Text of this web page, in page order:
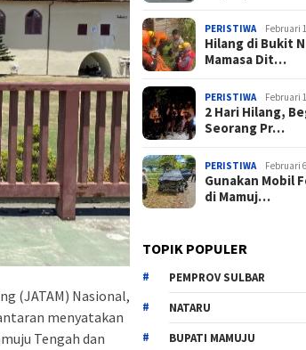
(JATAM) Nasional,
menyatakan
Tengah dan
PERISTIWA Februari
Hilang di Bukit
Mamasa Dit…
PERISTIWA Februari
2 Hari Hilang,
Seorang Pr…
PERISTIWA Februari
Gunakan Mobil
di Mamuj…
TOPIK POPULER
PEMPROV SULBAR
NATARU
BUPATI MAMUJU